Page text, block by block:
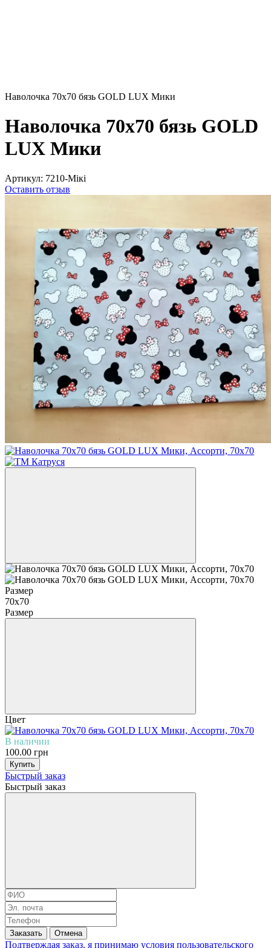
Наволочка 70х70 бязь GOLD LUX Мики
Наволочка 70х70 бязь GOLD
LUX Мики
Артикул: 7210-Мікі
Оставить отзыв
Размер
70х70
Размер
Цвет
В наличии
100.00 грн
Купить
Быстрый заказ
Быстрый заказ
Заказать Отмена
Подтверждая заказ, я принимаю условия пользовательского